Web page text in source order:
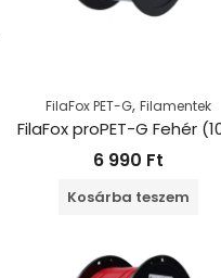
FilaFox PET-G, Filamentek
6 990 Ft
Kosárba teszem